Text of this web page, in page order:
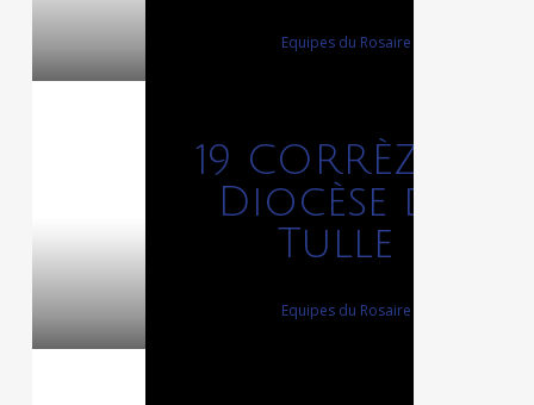
Equipes du Rosaire
19 CORRÈZE –
Diocèse de
Tulle
Equipes du Rosaire